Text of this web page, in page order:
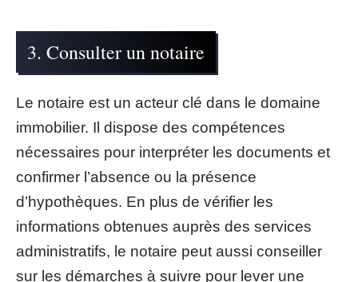
3. Consulter un notaire
Le notaire est un acteur clé dans le domaine
immobilier. Il dispose des compétences
nécessaires pour interpréter les documents et
confirmer l’absence ou la présence
d’hypothèques. En plus de vérifier les
informations obtenues auprès des services
administratifs, le notaire peut aussi conseiller
sur les démarches à suivre pour lever une